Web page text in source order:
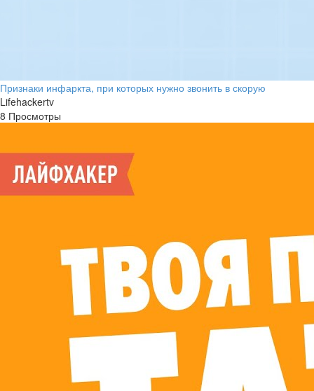
Признаки инфаркта, при которых нужно звонить в скорую
Lifehackertv
8 Просмотры